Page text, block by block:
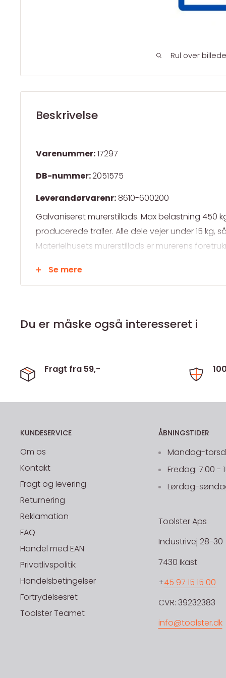
Rul over
Beskrivelse
Varenummer:17297
DB-nummer:2051575
Leverandørvarenr:8610-600200
Galvaniseret murerstillads. Max belastning 450
producerede traller. Alle dele vejer under 15 kg,
Materielhusets murerstillads er murerens
Arbejdshøjde 6 m. Ståhøjde 4 m. Længde 20 m.
2,2 x 0,24 m Ergo/PVC 80 stk. Spindelfod 0,7 m 18
Låsebrædder 2,45 m 8 stk. Vægfastgørelser 18 stk.
Se mere
Du er måske også interesseret i
Fragt fra 59,-
KUNDESERVICE
Om os
Kontakt
Fragt og levering
Returnering
Reklamation
FAQ
Handel med EAN
Privatlivspolitik
Handelsbetingelser
Fortrydelsesret
Toolster Teamet
ÅBNINGSTIDER
Mandag-
Fredag: 7.00 -
Lørdag-
Toolster Aps
Industrivej 28-30
7430 Ikast
+45 97 15 15 00
CVR: 39232383
info@toolster.dk